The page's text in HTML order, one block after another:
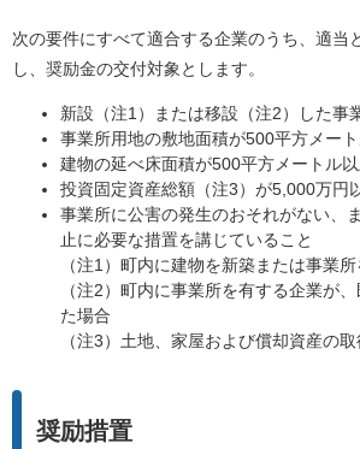
次の要件にすべて適合する企業のうち、適当
し、奨励金の交付対象とします。
新設（注1）または移設（注2）した事
事業所用地の敷地面積が500平方メー
建物の延べ床面積が500平方メートル以
投資固定資産総額（注3）が5,000万円
事業所に公害の発生のおそれがない、
止に必要な措置を講じていること
（注1）町内に建物を新築または事業
（注2）町内に事業所を有する企業が
た場合
（注3）土地、家屋および償却資産の
奨励措置